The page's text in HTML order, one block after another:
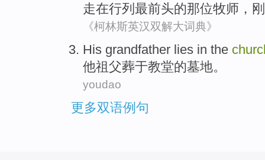
走在行列 最前头的那位牧师， 刚
《柯林斯英汉双解大词典》
His grandfather lies in the
他祖父葬于教堂的墓地。
youdao
更多双语例句